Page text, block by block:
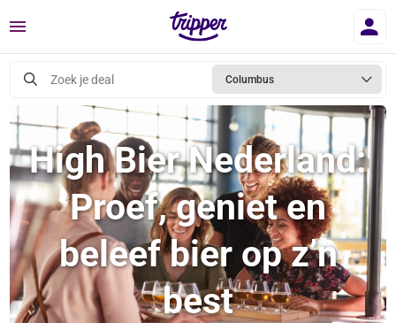
Menu
Zoek je deal Columbus
High Bier Nederland:
Proef, geniet en
beleef bier op z’n
best